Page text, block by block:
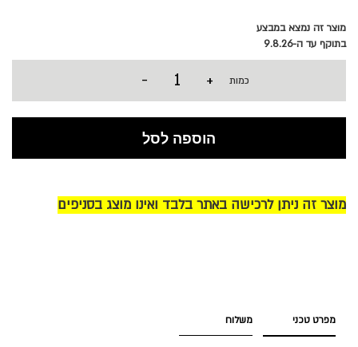
מוצר זה נמצא במבצע
בתוקף עד ה-9.8.26
כמות +
-
הוספה לסל
מוצר זה ניתן לרכישה באתר בלבד ואינו מוצג בסניפים
מפרט טכני משלוח